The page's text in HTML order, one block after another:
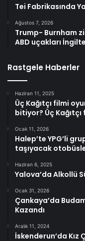
Tei Fabrikasında
Ağustos 7, 2026
Trump- Burnham
ABD uçakları
Rastgele Haberler
Haziran 11, 2025
Üç Kağıtçı filmi
bitiyor? Üç
Ocak 11, 2026
Halep’te YPG’li
taşıyacak
Haziran 6, 2025
Yalova’da Alkollü
Ocak 31, 2026
Çankaya’da
Kazandı
Aralık 11, 2024
İskenderun’da